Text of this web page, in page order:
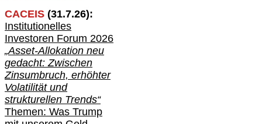
CACEIS (31.7.26):
Institutionelles
Investoren Forum 2026
„Asset-Allokation neu
gedacht: Zwischen
Zinsumbruch, erhöhter
Volatilität und
strukturellen Trends“
Themen: Was Trump